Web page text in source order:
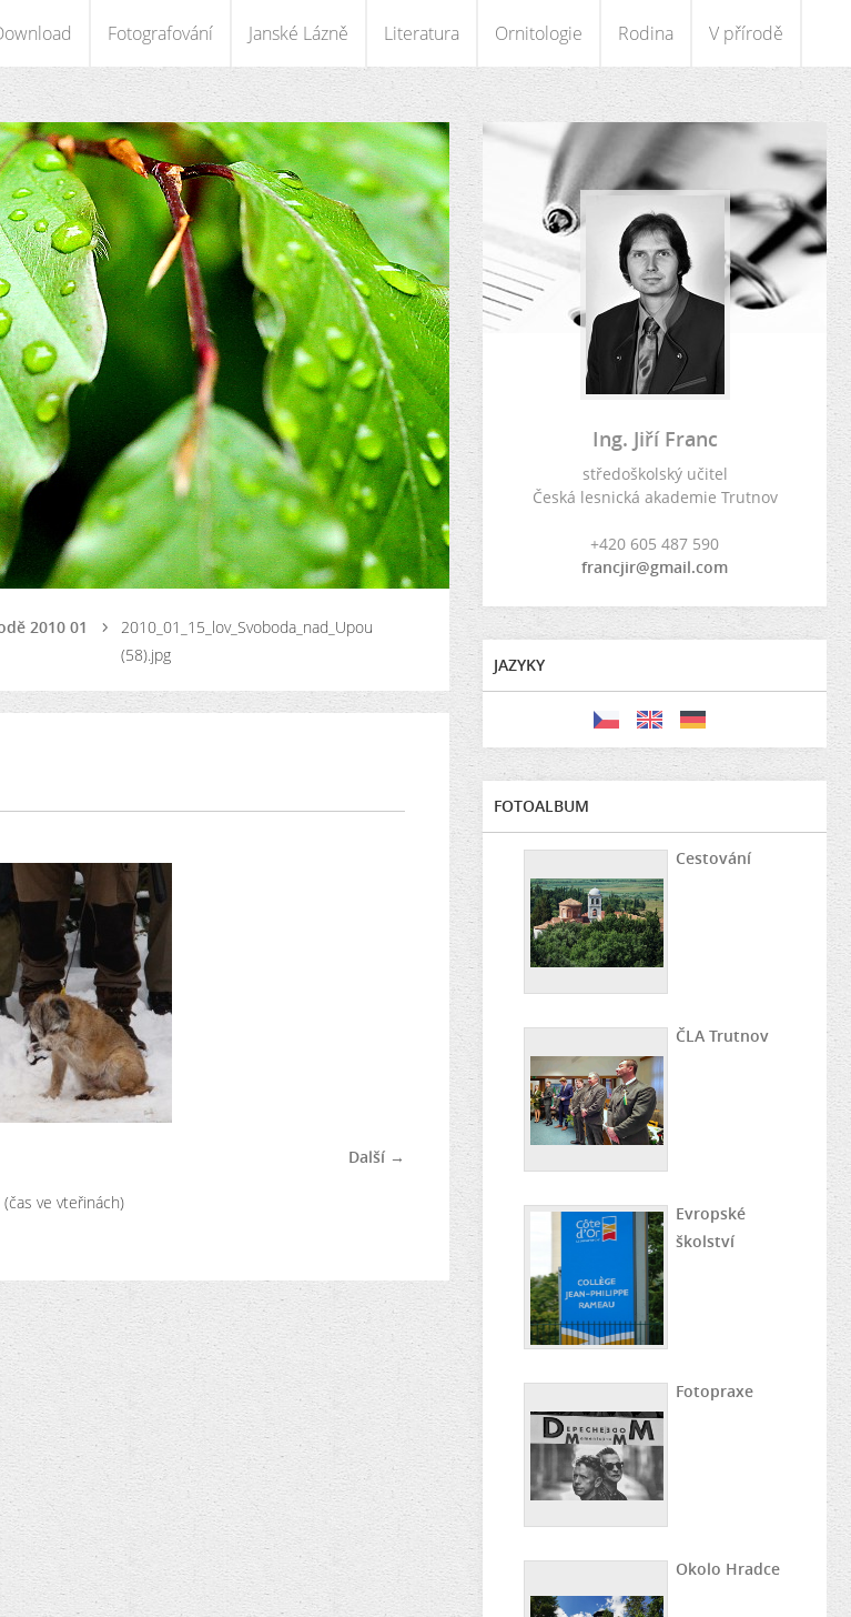
Fotografování Janské Lázně Literatura Ornitologie Rodina V přírodě
2010 01
2010_01_15_lov_Svoboda_nad_Upou
(58).jpg
Další →
(čas ve vteřinách)
Ing. Jiří Franc
středoškolský učitel
Česká lesnická akademie Trutnov
+420 605 487 590
francjir@gmail.com
JAZYKY
FOTOALBUM
Cestování
ČLA Trutnov
Evropské
školství
Fotopraxe
Okolo Hradce